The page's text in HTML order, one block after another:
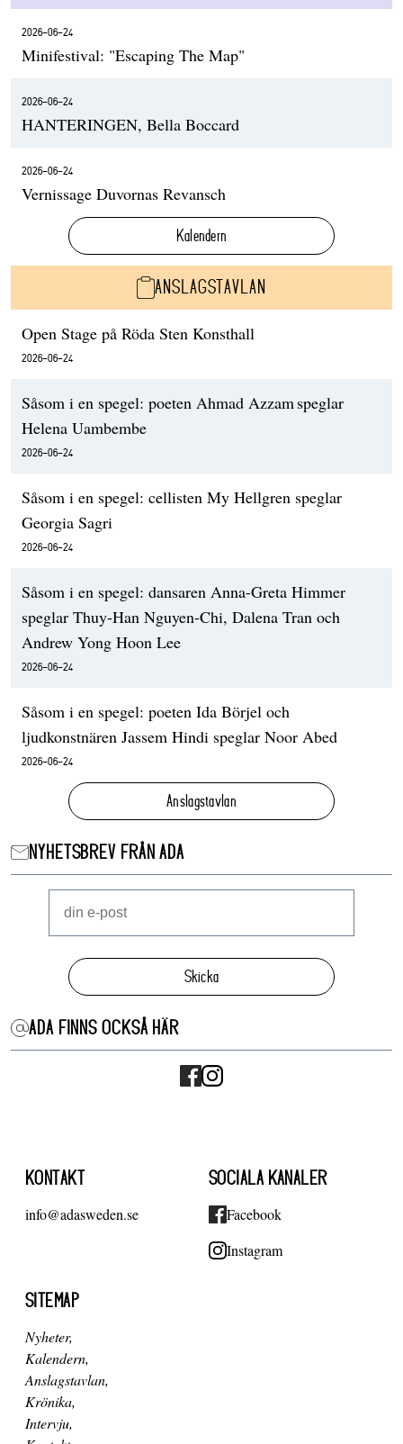
2026-06-24
Minifestival: "Escaping The Map"
2026-06-24
HANTERINGEN, Bella Boccard
2026-06-24
Vernissage Duvornas Revansch
Kalendern
ANSLAGSTAVLAN
Open Stage på Röda Sten Konsthall
2026-06-24
Såsom i en spegel: poeten Ahmad Azzam speglar
Helena Uambembe
2026-06-24
Såsom i en spegel: cellisten My Hellgren speglar
Georgia Sagri
2026-06-24
Såsom i en spegel: dansaren Anna-Greta Himmer
speglar Thuy-Han Nguyen-Chi, Dalena Tran och
Andrew Yong Hoon Lee
2026-06-24
Såsom i en spegel: poeten Ida Börjel och
ljudkonstnären Jassem Hindi speglar Noor Abed
2026-06-24
Anslagstavlan
NYHETSBREV FRÅN ADA
Skicka
ADA FINNS OCKSÅ HÄR
KONTAKT
info@adasweden.se
SOCIALA KANALER
Facebook
Instagram
SITEMAP
Nyheter
Kalendern
Anslagstavlan
Krönika
Intervju